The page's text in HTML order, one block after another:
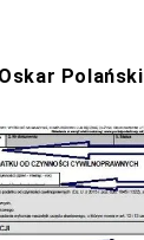
Oskar Polański